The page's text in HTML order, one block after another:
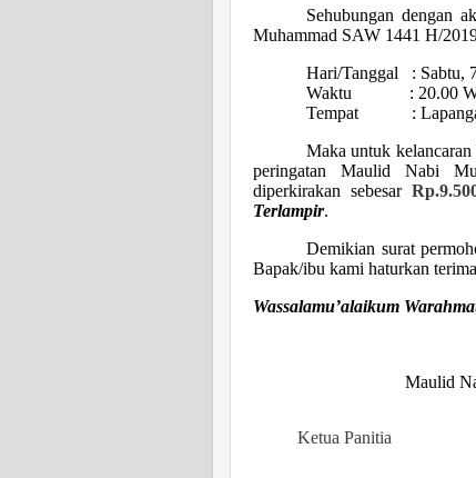
Sehubungan dengan
Muhammad SAW 1441 H/
Hari/Tanggal
: Sabtu,
Waktu
: 20.00
Tempat :
Maka untuk
peringatan Maulid Nabi
diperkirakan sebesarRp.9.5
Terlampir.
Demikian surat
Bapak/ibu kami haturkan
Wassalamu’alaikum
Maulid
Ketua Panitia